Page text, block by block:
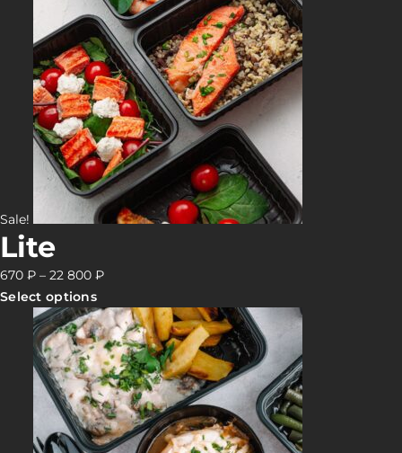
Sale!
Lite
670 ₽ – 22 800 ₽
Select options